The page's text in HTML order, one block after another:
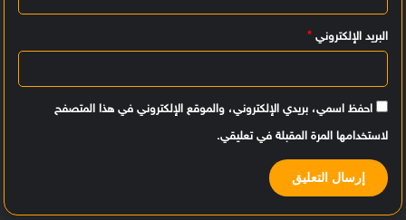
البريد الإلكتروني *
احفظ اسمي، بريدي الإلكتروني، والموقع الإلكتروني في هذا المتصفح
لاستخدامها المرة المقبلة في تعليقي.